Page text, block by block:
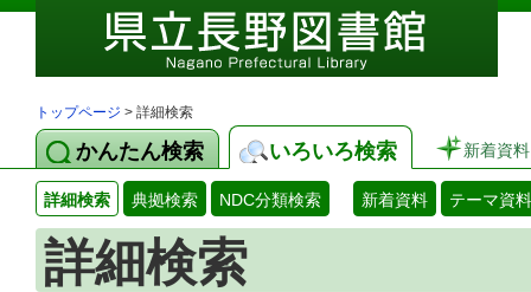
トップページ > 詳細検索
かんたん検索 いろいろ検索 新着資料
詳細検索 典拠検索 NDC分類検索 新着資料 テーマ資料
詳細検索